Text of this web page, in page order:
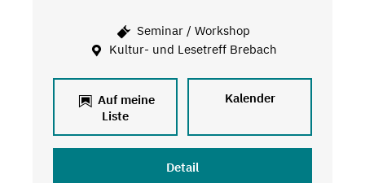
Seminar / Workshop
Kultur- und Lesetreff Brebach
Auf meine
Liste
Kalender
Detail